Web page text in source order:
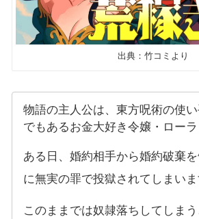
出典：竹コミより
物語の主人公は、東方呪術の使
でもあるお金大好き令嬢・ローラ
ある日、婚約相手から婚約破棄
に無実の罪で投獄されてしまいま
このままでは奴隷落ちしてしま